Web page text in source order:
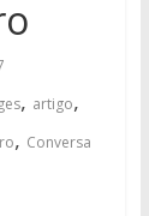
, artigo,
, Conversa